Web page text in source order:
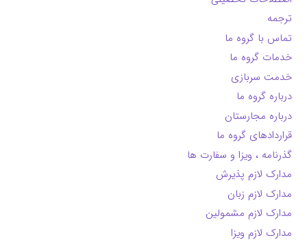
ترجمه
تماس با گروه ما
خدمات گروه ما
خدمت سربازی
درباره گروه ما
درباره مجارستان
قراردادهای گروه ما
گذرنامه ، ویزا و سفارت ها
مدارک لازم پذیرش
مدارک لازم زبان
مدارک لازم مشمولین
مدارک لازم ویزا